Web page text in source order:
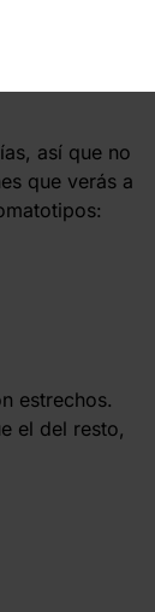
así que no
que verás a
estrechos.
el del resto,